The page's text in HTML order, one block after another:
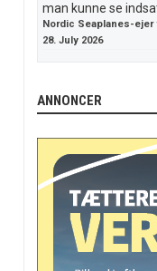
man kunne se
Nordic Seaplanes-
28. July 2026
ANNONCER